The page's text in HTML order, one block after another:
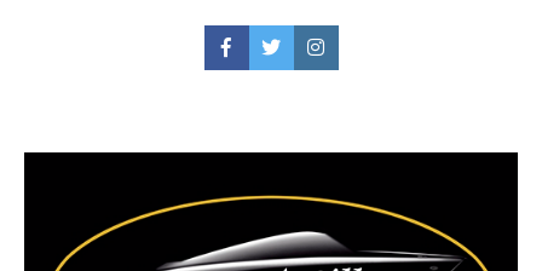
FacebookTwitterInstagram